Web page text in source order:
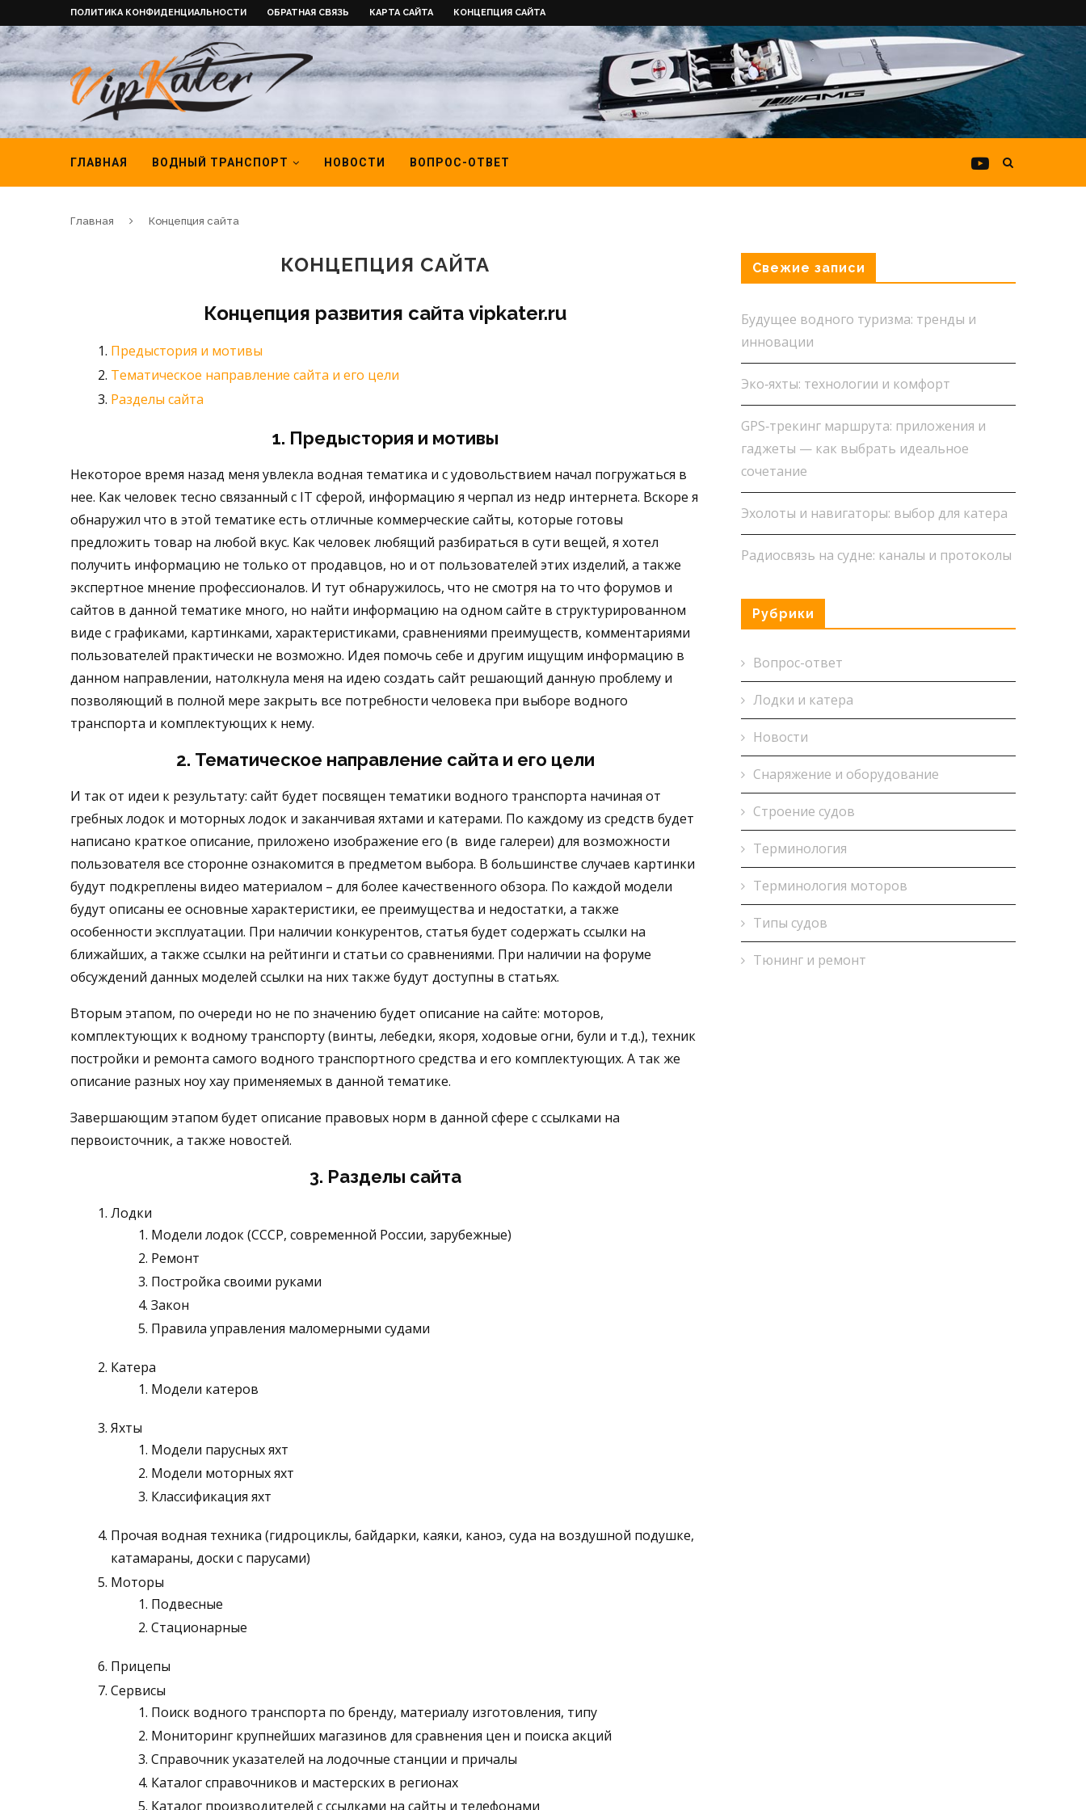
ПОЛИТИКА КОНФИДЕНЦИАЛЬНОСТИ ОБРАТНАЯ СВЯЗЬ КАРТА САЙТА КОНЦЕПЦИЯ САЙТА
ГЛАВНАЯ ВОДНЫЙ ТРАНСПОРТ НОВОСТИ ВОПРОС-ОТВЕТ
Главная Концепция сайта
КОНЦЕПЦИЯ САЙТА
Концепция развития сайта vipkater.ru
Предыстория и мотивы
Тематическое направление сайта и его цели
Разделы сайта
1. Предыстория и мотивы
Некоторое время назад меня увлекла водная тематика и с удовольствием начал погружаться в
нее. Как человек тесно связанный с IT сферой, информацию я черпал из недр интернета. Вскоре я
обнаружил что в этой тематике есть отличные коммерческие сайты, которые готовы
предложить товар на любой вкус. Как человек любящий разбираться в сути вещей, я хотел
получить информацию не только от продавцов, но и от пользователей этих изделий, а также
экспертное мнение профессионалов. И тут обнаружилось, что не смотря на то что форумов и
сайтов в данной тематике много, но найти информацию на одном сайте в структурированном
виде с графиками, картинками, характеристиками, сравнениями преимуществ, комментариями
пользователей практически не возможно. Идея помочь себе и другим ищущим информацию в
данном направлении, натолкнула меня на идею создать сайт решающий данную проблему и
позволяющий в полной мере закрыть все потребности человека при выборе водного
транспорта и комплектующих к нему.
2. Тематическое направление сайта и его цели
И так от идеи к результату: сайт будет посвящен тематики водного транспорта начиная от
гребных лодок и моторных лодок и заканчивая яхтами и катерами. По каждому из средств будет
написано краткое описание, приложено изображение его (в виде галереи) для возможности
пользователя все сторонне ознакомится в предметом выбора. В большинстве случаев картинки
будут подкреплены видео материалом – для более качественного обзора. По каждой модели
будут описаны ее основные характеристики, ее преимущества и недостатки, а также
особенности эксплуатации. При наличии конкурентов, статья будет содержать ссылки на
ближайших, а также ссылки на рейтинги и статьи со сравнениями. При наличии на форуме
обсуждений данных моделей ссылки на них также будут доступны в статьях.
Вторым этапом, по очереди но не по значению будет описание на сайте: моторов,
комплектующих к водному транспорту (винты, лебедки, якоря, ходовые огни, були и т.д.), техник
постройки и ремонта самого водного транспортного средства и его комплектующих. А так же
описание разных ноу хау применяемых в данной тематике.
Завершающим этапом будет описание правовых норм в данной сфере с ссылками на
первоисточник, а также новостей.
3. Разделы сайта
Лодки
Модели лодок (СССР, современной России, зарубежные)
Ремонт
Постройка своими руками
Закон
Правила управления маломерными судами
Катера
Модели катеров
Яхты
Модели парусных яхт
Модели моторных яхт
Классификация яхт
Прочая водная техника (гидроциклы, байдарки, каяки, каноэ, суда на воздушной подушке,
катамараны, доски с парусами)
Моторы
Подвесные
Стационарные
Прицепы
Сервисы
Поиск водного транспорта по бренду, материалу изготовления, типу
Мониторинг крупнейших магазинов для сравнения цен и поиска акций
Справочник указателей на лодочные станции и причалы
Каталог справочников и мастерских в регионах
Каталог производителей с ссылками на сайты и телефонами
Свежие записи
Будущее водного туризма: тренды и
инновации
Эко‑яхты: технологии и комфорт
GPS‑трекинг маршрута: приложения и
гаджеты — как выбрать идеальное
сочетание
Эхолоты и навигаторы: выбор для катера
Радиосвязь на судне: каналы и протоколы
Рубрики
Вопрос-ответ
Лодки и катера
Новости
Снаряжение и оборудование
Строение судов
Терминология
Терминология моторов
Типы судов
Тюнинг и ремонт